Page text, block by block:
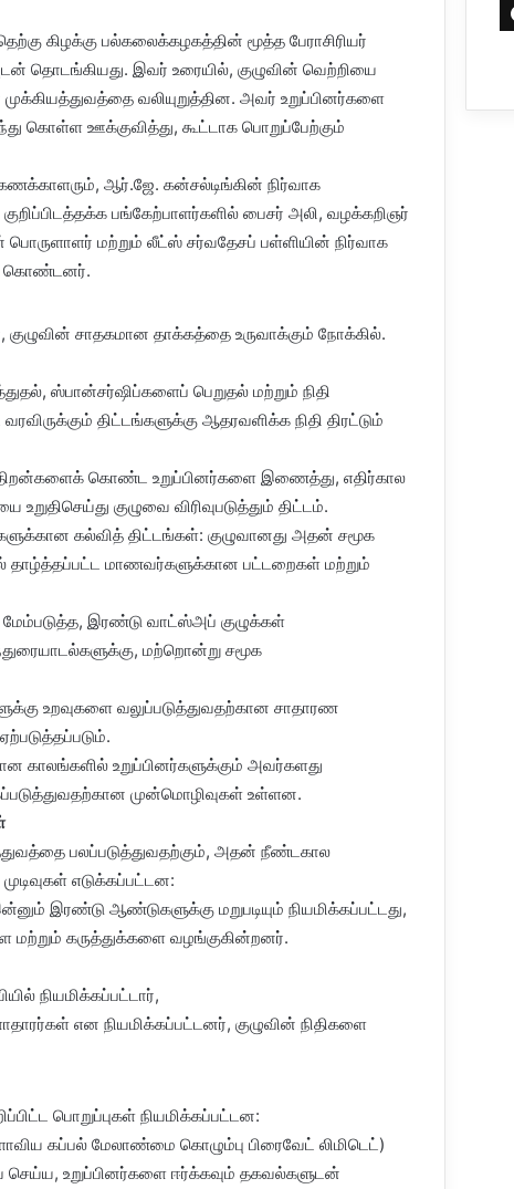
கிழக்கு பல்கலைக்கழகத்தின் மூத்த பேராசிரியர்
தொடங்கியது. இவர் உரையில், குழுவின் வெற்றியை
வலியுறுத்தின. அவர் உறுப்பினர்களை
கொள்ள ஊக்குவித்து, கூட்டாக பொறுப்பேற்கும்
கணக்காளரும், ஆர்.ஜே. கன்சல்டிங்கின் நிர்வாக
பங்கேற்பாளர்களில் பைசர் அலி, வழக்கறிஞர்
மற்றும் லீட்ஸ் சர்வதேசப் பள்ளியின் நிர்வாக
கொண்டனர்.
சாதகமான தாக்கத்தை உருவாக்கும் நோக்கில்.
ஸ்பான்சர்ஷிப்களைப் பெறுதல் மற்றும் நிதி
திட்டங்களுக்கு ஆதரவளிக்க நிதி திரட்டும்
கொண்ட உறுப்பினர்களை இணைத்து, எதிர்கால
குழுவை விரிவுபடுத்தும் திட்டம்.
கல்வித் திட்டங்கள்: குழுவானது அதன் சமூக
தாழ்த்தப்பட்ட மாணவர்களுக்கான பட்டறைகள் மற்றும்
இரண்டு வாட்ஸ்அப் குழுக்கள்
மற்றொன்று சமூக
உறவுகளை வலுப்படுத்துவதற்கான சாதாரண
காலங்களில் உறுப்பினர்களுக்கும் அவர்களது
முன்மொழிவுகள் உள்ளன.
பலப்படுத்துவதற்கும், அதன் நீண்டகால
எடுக்கப்பட்டன:
இரண்டு ஆண்டுகளுக்கு மறுபடியும் நியமிக்கப்பட்டது,
மற்றும் கருத்துக்களை வழங்குகின்றனர்.
நியமிக்கப்பட்டார்,
என நியமிக்கப்பட்டனர், குழுவின் நிதிகளை
பொறுப்புகள் நியமிக்கப்பட்டன:
கப்பல் மேலாண்மை கொழும்பு பிரைவேட் லிமிடெட்)
உறுப்பினர்களை ஈர்க்கவும் தகவல்களுடன்